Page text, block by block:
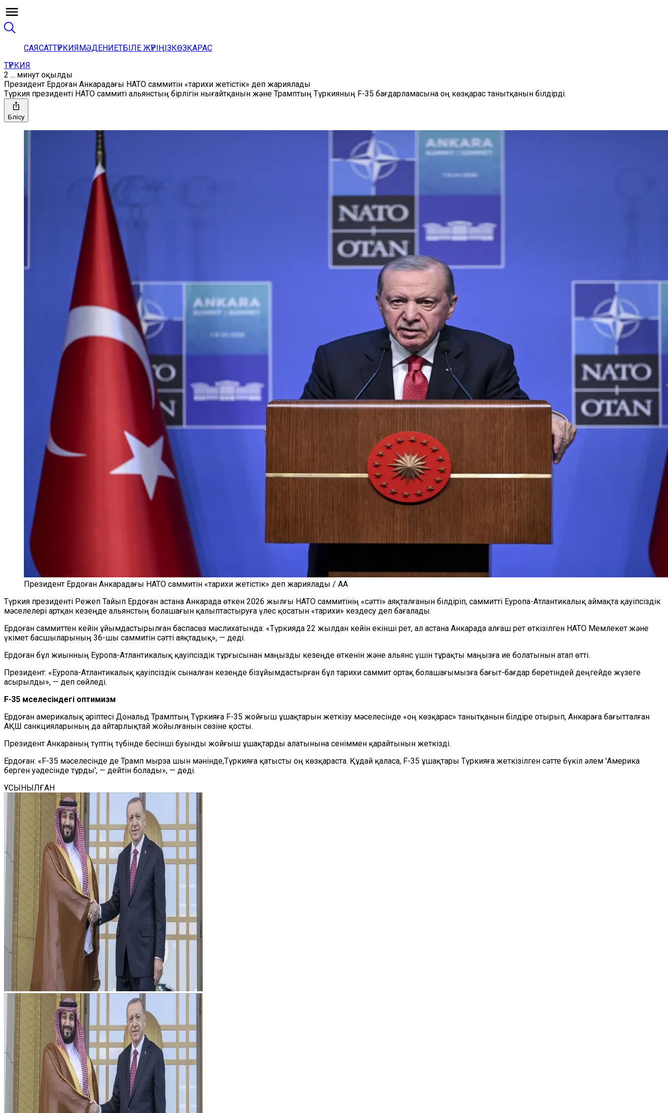
САЯСАТТҮРКИЯМӘДЕНИЕТБІЛЕ ЖҮРІҢІЗКӨЗҚАРАС
ТҮРКИЯ
2 ... минут оқылды
Президент Ердоған Анкарадағы НАТО саммитін «тарихи жетістік» деп жариялады
Түркия президенті НАТО саммиті альянстың бірлігін нығайтқанын және Трамптың Түркияның F-35 бағдарламасына оң көзқарас танытқанын білдірді.
Бөлісу
Президент Ердоған Анкарадағы НАТО саммитін «тарихи жетістік» деп жариялады / AA
Түркия президенті Режеп Тайып Ердоған астана Анкарада өткен 2026 жылғы НАТО саммитінің «сәтті» аяқталғанын білдіріп, саммитті Еуропа-Атлантикалық аймақта қауіпсіздік
мәселелері артқан кезеңде альянстың болашағын қалыптастыруға үлес қосатын «тарихи» кездесу деп бағалады.
Ердоған саммиттен кейін ұйымдастырылған баспасөз мәслихатында: «Түркияда 22 жылдан кейін екінші рет, ал астана Анкарада алғаш рет өткізілген НАТО Мемлекет және
үкімет басшыларының 36-шы саммитін сәтті аяқтадық», — деді.
Ердоған бұл жиынның Еуропа-Атлантикалық қауіпсіздік тұрғысынан маңызды кезеңде өткенін және альянс үшін тұрақты маңызға ие болатынын атап өтті.
Президент: «Еуропа-Атлантикалық қауіпсіздік сыналған кезеңде бізұйымдастырған бұл тарихи саммит ортақ болашағымызға бағыт-бағдар беретіндей деңгейде жүзеге
асырылды», — деп сөйледі.
F-35 мәселесіндегі оптимизм
Ердоған америкалық әріптесі Дональд Трамптың Түркияға F-35 жойғыш ұшақтарын жеткізу мәселесінде «оң көзқарас» танытқанын білдіре отырып, Анкараға бағытталған
АҚШ санкцияларының да айтарлықтай жойылғанын сөзіне қосты.
Президент Анкараның түптің түбінде бесінші буынды жойғыш ұшақтарды алатынына сеніммен қарайтынын жеткізді.
Ердоған: «F-35 мәселесінде де Трамп мырза шын мәнінде,Түркияға қатысты оң көзқараста. Құдай қаласа, F-35 ұшақтары Түркияға жеткізілген сәтте бүкіл әлем 'Америка
берген уәдесінде тұрды', — дейтін болады», — деді.
ҰСЫНЫЛҒАН